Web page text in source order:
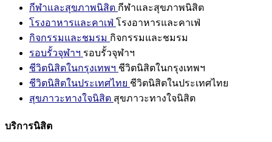
กีฬาและสุขภาพนิสิต กีฬาและสุขภาพนิสิต
โรงอาหารและคาเฟ่ โรงอาหารและคาเฟ่
กิจกรรมและชมรม กิจกรรมและชมรม
รอบรั้วจุฬาฯ รอบรั้วจุฬาฯ
ชีวิตนิสิตในกรุงเทพฯ ชีวิตนิสิตในกรุงเทพฯ
ชีวิตนิสิตในประเทศไทย ชีวิตนิสิตในประเทศไทย
สุขภาวะทางใจนิสิต สุขภาวะทางใจนิสิต
บริการนิสิต